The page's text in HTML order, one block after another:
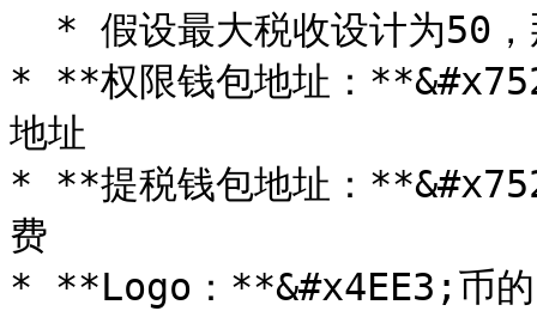
* **权限钱包地址：
地址
* **提税钱包地址：
费
* **Logo：**&#x4EE3;币的